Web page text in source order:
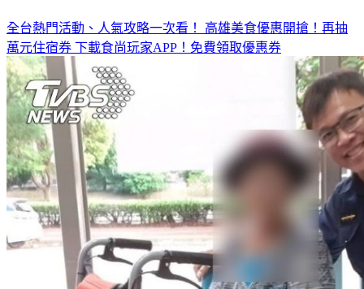
全台熱門活動、人氣攻略一次看！ 高雄美食優惠開搶！再抽
萬元住宿券 下載食尚玩家APP！免費領取優惠券